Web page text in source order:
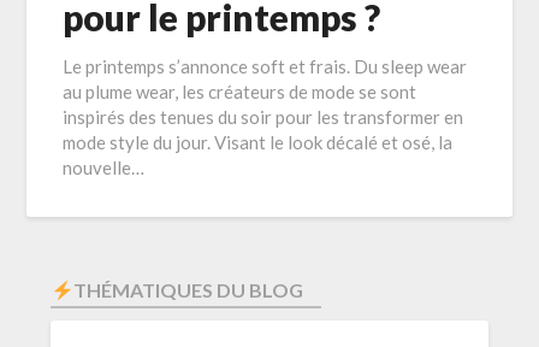
pour le printemps ?
Le printemps s’annonce soft et frais. Du sleep wear
au plume wear, les créateurs de mode se sont
inspirés des tenues du soir pour les transformer en
mode style du jour. Visant le look décalé et osé, la
nouvelle…
THÉMATIQUES DU BLOG